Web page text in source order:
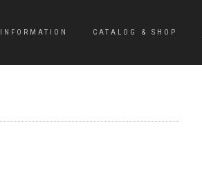
INFORMATION CATALOG & SHOP